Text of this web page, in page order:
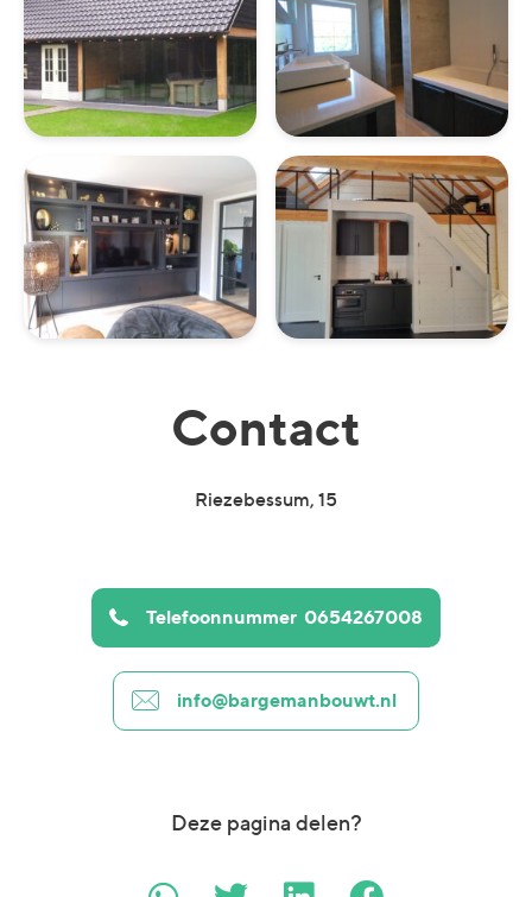
Contact
Riezebessum, 15
Telefoonnummer 0654267008
info@bargemanbouwt.nl
Deze pagina delen?